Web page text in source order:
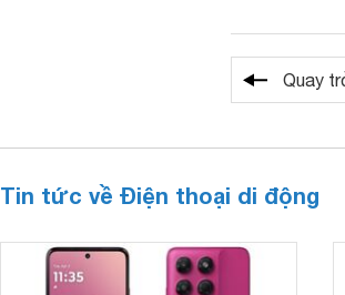
Quay
Tin tức về Điện thoại di động